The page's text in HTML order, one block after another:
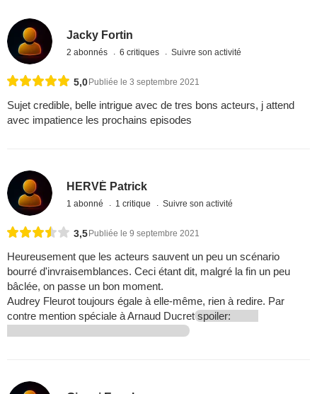
Jacky Fortin
2 abonnés 6 critiques Suivre son activité
5,0Publiée le 3 septembre 2021
Sujet credible, belle intrigue avec de tres bons acteurs, j attend
avec impatience les prochains episodes
HERVÉ Patrick
1 abonné 1 critique Suivre son activité
3,5Publiée le 9 septembre 2021
Heureusement que les acteurs sauvent un peu un scénario
bourré d'invraisemblances. Ceci étant dit, malgré la fin un peu
bâclée, on passe un bon moment.
Audrey Fleurot toujours égale à elle-même, rien à redire. Par
contre mention spéciale à Arnaud Ducret spoiler: